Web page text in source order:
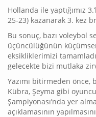
Hollanda ile yaptığımız
25-23) kazanarak 3. kez
Bu sonuç, bazı voleybol
üçüncülüğünün
eksikliklerimizi
gelecekte bizi mutlaka
Yazımı bitirmeden önce,
Kübra, Şeyma gibi
Şampiyonası’nda yer
açıklamasının